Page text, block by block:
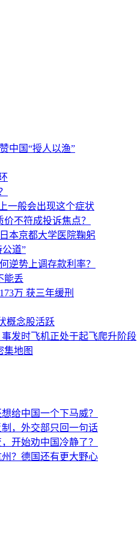
中国“授人以渔”
一般会出现这个症状
不符成投诉焦点？
本京都大学医院鞠躬
道”
逆势上调存款利率？
能丢
万 获三年缓刑
概念股活跃
发时飞机正处于起飞爬升阶段
集地图
给中国一个下马威？
，外交部只回一句话
开始劝中国冷静了？
？德国还有更大野心